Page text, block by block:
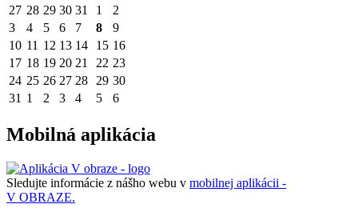
27 28 29 30 31 1
2
3
4 5 6 7 8
9
10 11 12 13 14 15 16
17 18 19 20 21 22 23
24 25 26 27 28 29 30
31 1 2 3 4 5 6
Mobilná aplikácia
Sledujte informácie z nášho webu v mobilnej aplikácii -
V OBRAZE.